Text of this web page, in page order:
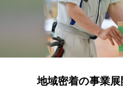
地域密着の事業